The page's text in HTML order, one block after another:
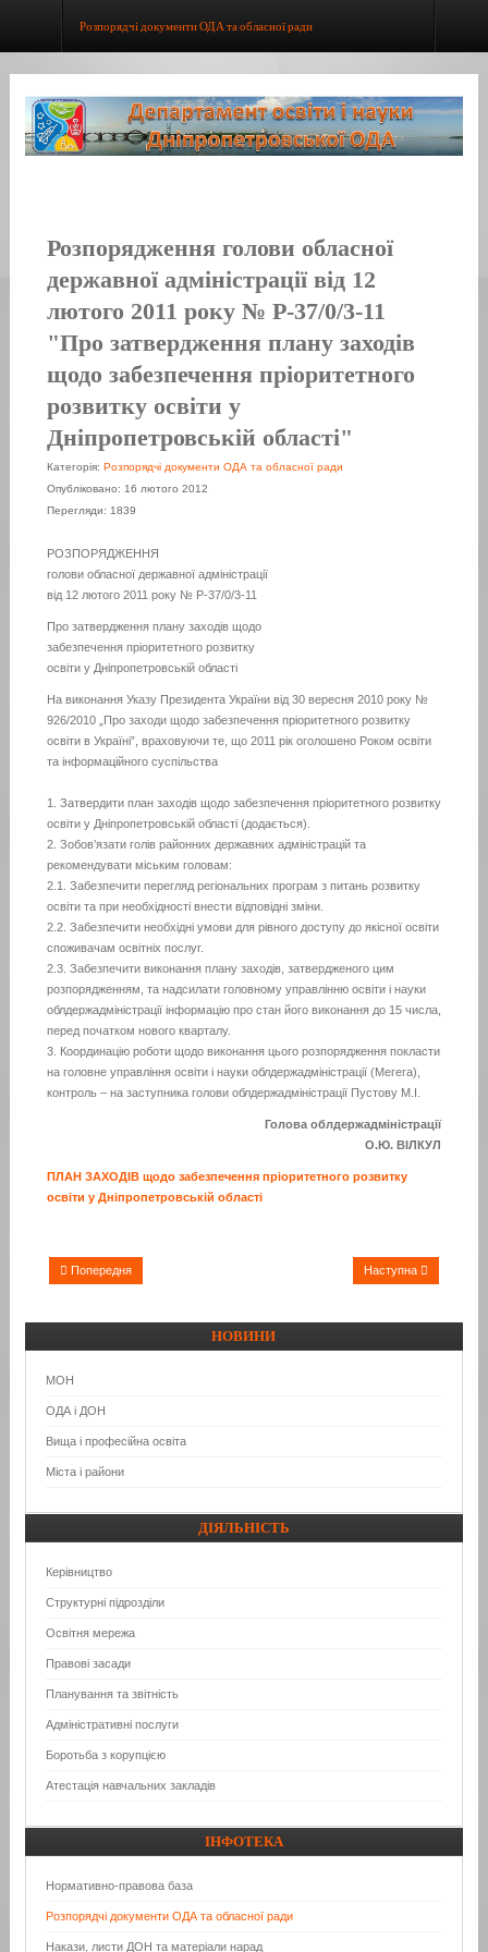
Розпорядчі документи ОДА та обласної ради
Розпорядження голови обласної
державної адміністрації від 12
лютого 2011 року № Р-37/0/3-11
"Про затвердження плану заходів
щодо забезпечення пріоритетного
розвитку освіти у
Дніпропетровській області"
Категорія: Розпорядчі документи ОДА та обласної ради
Опубліковано: 16 лютого 2012
Перегляди: 1839
РОЗПОРЯДЖЕННЯ
голови обласної державної адміністрації
від 12 лютого 2011 року № Р-37/0/3-11
Про затвердження плану заходів щодо
забезпечення пріоритетного розвитку
освіти у Дніпропетровській області
На виконання Указу Президента України від 30 вересня 2010 року №
926/2010 „Про заходи щодо забезпечення пріоритетного розвитку
освіти в Україні”, враховуючи те, що 2011 рік оголошено Роком освіти
та інформаційного суспільства
1. Затвердити план заходів щодо забезпечення пріоритетного розвитку
освіти у Дніпропетровській області (додається).
2. Зобов’язати голів районних державних адміністрацій та
рекомендувати міським головам:
2.1. Забезпечити перегляд регіональних програм з питань розвитку
освіти та при необхідності внести відповідні зміни.
2.2. Забезпечити необхідні умови для рівного доступу до якісної освіти
споживачам освітніх послуг.
2.3. Забезпечити виконання плану заходів, затвердженого цим
розпорядженням, та надсилати головному управлінню освіти і науки
облдержадміністрації інформацію про стан його виконання до 15 числа,
перед початком нового кварталу.
3. Координацію роботи щодо виконання цього розпорядження покласти
на головне управління освіти і науки облдержадміністрації (Мегега),
контроль – на заступника голови облдержадміністрації Пустову М.І.
Голова облдержадміністрації
О.Ю. ВІЛКУЛ
ПЛАН ЗАХОДІВ щодо забезпечення пріоритетного розвитку
освіти у Дніпропетровській області
Попередня Наступна
НОВИНИ
МОН
ОДА і ДОН
Вища і професійна освіта
Міста і райони
ДІЯЛЬНІСТЬ
Керівництво
Структурні підрозділи
Освітня мережа
Правові засади
Планування та звітність
Адміністративні послуги
Боротьба з корупцією
Атестація навчальних закладів
ІНФОТЕКА
Нормативно-правова база
Розпорядчі документи ОДА та обласної ради
Накази, листи ДОН та матеріали нарад